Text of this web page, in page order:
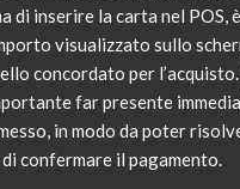
di inserire la carta nel POS,
visualizzato sullo
concordato per
far presente
in modo da poter
confermare il pagamento.